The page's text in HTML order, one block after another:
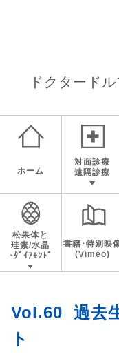
ドクタード
ホーム
対面診療
遠隔診療
松果体と
珪素/水晶
･ﾀﾞｲｱﾓﾝﾄﾞ
書籍･特別映
(Vimeo)
Vol.60 過去
ト